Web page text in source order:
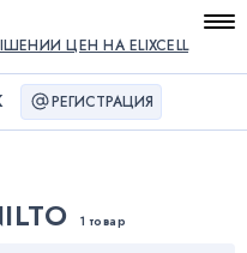
ЦЕН НА ELIXCELL
РЕГИСТРАЦИЯ
1 товар